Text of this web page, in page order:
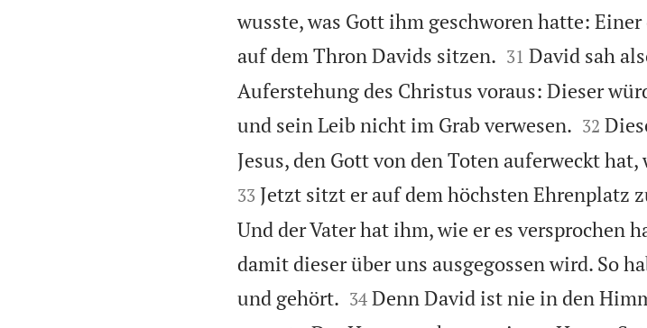
wusste, was Gott ihm geschworen hatte:
auf dem Thron Davids sitzen.
31 David sah
Auferstehung des Christus voraus: Dieser
und sein Leib nicht im Grab verwesen.
32
Jesus, den Gott von den Toten auferweckt
33 Jetzt sitzt er auf dem höchsten Ehrenplatz
Und der Vater hat ihm, wie er es versprochen
damit dieser über uns ausgegossen wird. So
und gehört.
34 Denn David ist nie in den